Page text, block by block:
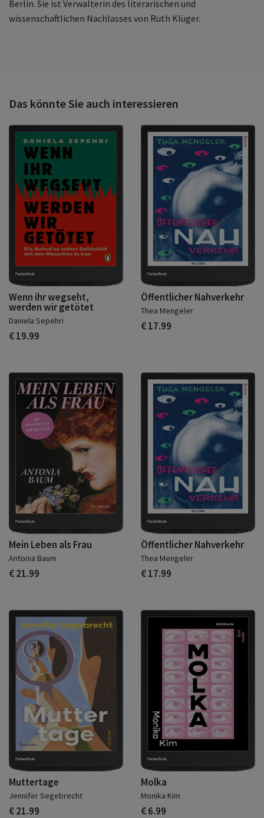
Berlin. Sie ist Verwalterin des literarischen und
wissenschaftlichen Nachlasses von Ruth Klüger.
Das könnte Sie auch interessieren
Wenn ihr wegseht,
werden wir getötet
Daniela Sepehri
€ 19.99
Öffentlicher Nahverkehr
Thea Mengeler
€ 17.99
Mein Leben als Frau
Antonia Baum
€ 21.99
Öffentlicher Nahverkehr
Thea Mengeler
€ 17.99
Muttertage
Jennifer Segebrecht
€ 21.99
Molka
Monika Kim
€ 6.99